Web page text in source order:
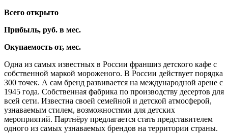
Всего открыто
Прибыль, руб. в мес.
Окупаемость от, мес.
Одна из самых известных в России франшиз детского кафе с
собственной маркой мороженого. В России действует порядка
300 точек. А сам бренд развивается на международной арене с
1945 года. Собственная фабрика по производству десертов для
всей сети. Известна своей семейной и детской атмосферой,
узнаваемым стилем, возможностями для детских
мероприятий. Партнёру предлагается стать представителем
одного из самых узнаваемых брендов на территории страны.